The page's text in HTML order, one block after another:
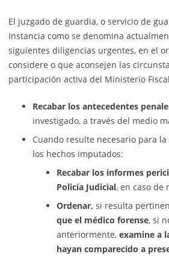
El juzgado de guardia, o servicio de
Instancia como se denomina
siguientes diligencias urgentes, en el
considere o que aconsejen las
participación activa del Ministerio
Recabar los antecedentes
investigado, a través del medio
Cuando resulte necesario para
los hechos imputados:
Recabar los informes
Policía Judicial, en caso de
Ordenar, si resulta
que el médico forense, si
anteriormente, examine a
hayan comparecido a